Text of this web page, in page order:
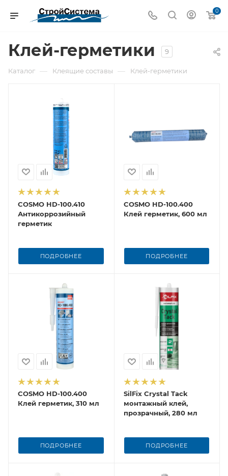
0
Клей-герметики 9
Каталог — Клеящие составы — Клей-герметики
COSMO HD-100.410
Антикоррозийный
герметик
ПОДРОБНЕЕ
COSMO HD-100.400
Клей герметик, 600 мл
ПОДРОБНЕЕ
COSMO HD-100.400
Клей герметик, 310 мл
ПОДРОБНЕЕ
SilFix Crystal Tack
монтажный клей,
прозрачный, 280 мл
ПОДРОБНЕЕ